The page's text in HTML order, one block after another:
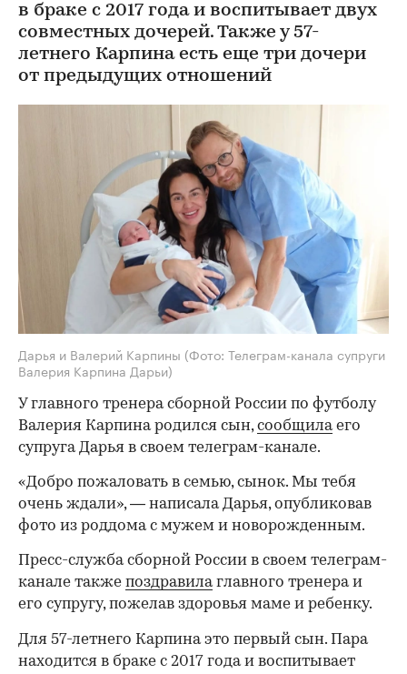
в браке с 2017 года и воспитывает двух
совместных дочерей. Также у 57-
летнего Карпина есть еще три дочери
от предыдущих отношений
Дарья и Валерий Карпины (Фото: Телеграм-канала супруги
Валерия Карпина Дарьи)
У главного тренера сборной России по футболу
Валерия Карпина родился сын,сообщилаего
супруга Дарья в своем телеграм-канале.
«Добро пожаловать в семью, сынок. Мы тебя
очень ждали», — написала Дарья, опубликовав
фото из роддома с мужем и новорожденным.
Пресс-служба сборной России в своем телеграм-
канале также поздравилаглавного тренера и
его супругу, пожелав здоровья маме и ребенку.
Для 57-летнего Карпина это первый сын. Пара
находится в браке с 2017 года и воспитывает